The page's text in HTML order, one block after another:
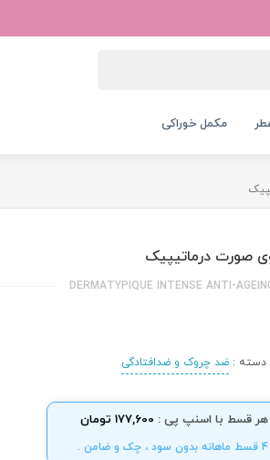
مکمل خوراکی
صورت درماتیپیک
DERMATYPIQUE INTENSE ANTI-
دسته :ضد چروک و ضدافتادگی
هر قسط با اسنپ پی : 177,600 تومان
4 قسط ماهانه بدون سود ، چک و ضامن .